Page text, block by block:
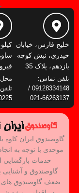
خلیج فارس، خیابان
حیدری، نبش کوچه
یازدهم، پلاک 35
تلفن تماس:
09128334148 /
66263137-021
محل
گاوصندوق ایران کاوه
موحدی با توجه به
خدمات بازگشایی
گاوصندوق و آشنایی
ضعف گاوصندوق